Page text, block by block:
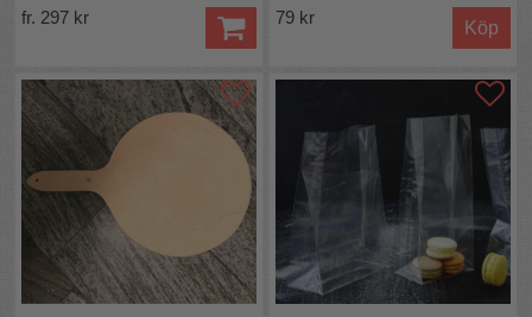
fr. 297 kr 79 kr
Köp